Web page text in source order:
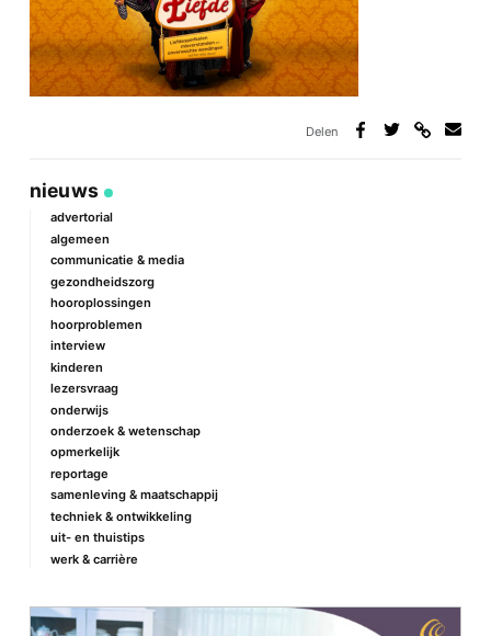
Delen
nieuws
advertorial
algemeen
communicatie & media
gezondheidszorg
hooroplossingen
hoorproblemen
interview
kinderen
lezersvraag
onderwijs
onderzoek & wetenschap
opmerkelijk
reportage
samenleving & maatschappij
techniek & ontwikkeling
uit- en thuistips
werk & carrière